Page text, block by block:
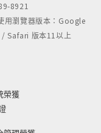
8921
用瀏覽器版本：Google
Safari 版本11以上
榮獲